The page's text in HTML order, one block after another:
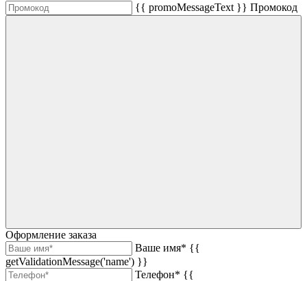
{{ promoMessageText }} Промокод
Оформление заказа
Ваше имя* {{
getValidationMessage('name') }}
Телефон* {{